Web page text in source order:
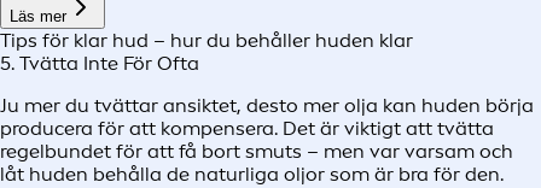
Läs mer
Tips för klar hud – hur du behåller huden klar
5. Tvätta Inte För Ofta
Ju mer du tvättar ansiktet, desto mer olja kan huden börja
producera för att kompensera. Det är viktigt att tvätta
regelbundet för att få bort smuts – men var varsam och
låt huden behålla de naturliga oljor som är bra för den.